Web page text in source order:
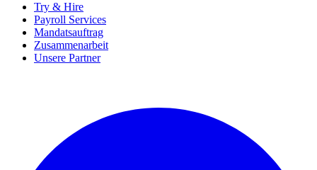
Try & Hire
Payroll Services
Mandatsauftrag
Zusammenarbeit
Unsere Partner